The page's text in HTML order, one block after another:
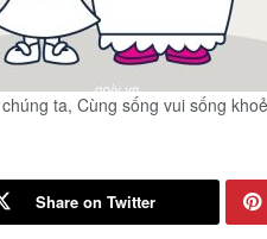
ta, Cùng sống vui sống
Share on Twitter